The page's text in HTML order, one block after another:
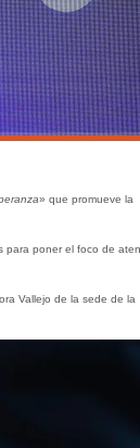
» que promueve la
para poner el foco de
Vallejo de la sede de la